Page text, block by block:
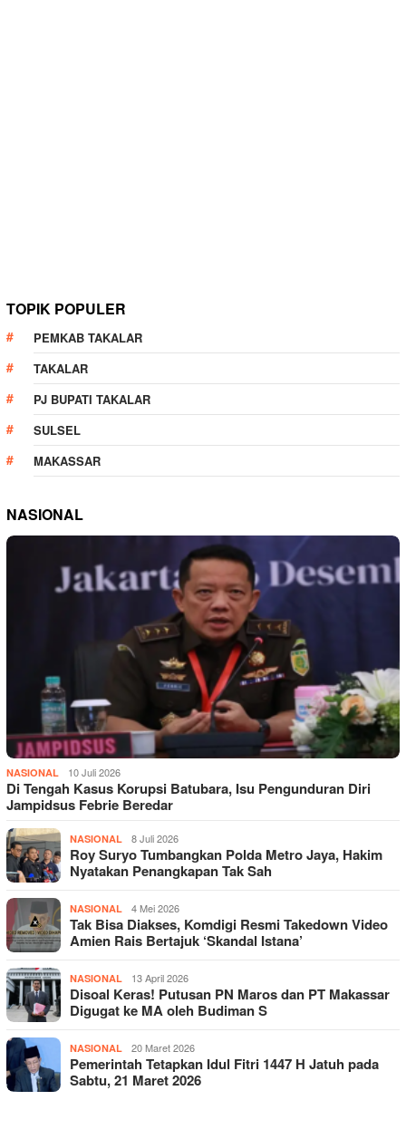
TOPIK POPULER
PEMKAB TAKALAR
TAKALAR
PJ BUPATI TAKALAR
SULSEL
MAKASSAR
NASIONAL
NASIONAL 10 Juli 2026
Di Tengah Kasus Korupsi Batubara, Isu Pengunduran Diri
Jampidsus Febrie Beredar
NASIONAL 8 Juli 2026
Roy Suryo Tumbangkan Polda Metro Jaya, Hakim
Nyatakan Penangkapan Tak Sah
NASIONAL 4 Mei 2026
Tak Bisa Diakses, Komdigi Resmi Takedown Video
Amien Rais Bertajuk ‘Skandal Istana’
NASIONAL 13 April 2026
Disoal Keras! Putusan PN Maros dan PT Makassar
Digugat ke MA oleh Budiman S
NASIONAL 20 Maret 2026
Pemerintah Tetapkan Idul Fitri 1447 H Jatuh pada
Sabtu, 21 Maret 2026